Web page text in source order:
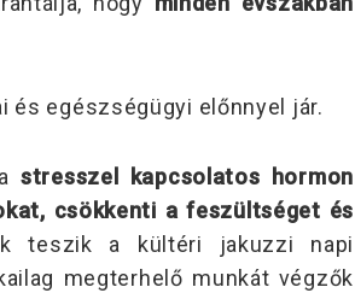
és egészségügyi előnnyel jár.
astresszel kapcsolatos hormon
csökkenti a feszültséget és
teszik a kültéri jakuzzi napi
megterhelő munkát végzők